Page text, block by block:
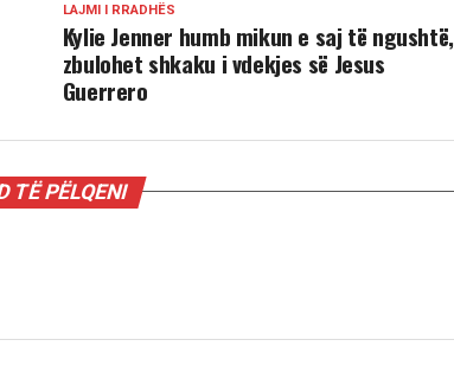
LAJMI I RRADHËS
Kylie Jenner humb mikun e saj të ngushtë,
zbulohet shkaku i vdekjes së Jesus
Guerrero
TË PËLQENI